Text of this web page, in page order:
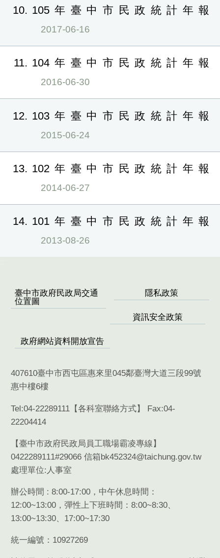
10 105年臺中市民政統計年報
2017-06-16
11 104年臺中市民政統計年報
2016-06-30
12 103年臺中市民政統計年報
2015-06-24
13 102年臺中市民政統計年報
2014-06-27
14 101年臺中市民政統計年報
2013-08-26
臺中市政府民政局交通
位置圖
隱私政策
資訊安全政策
政府網站資料開放宣告
407610臺中市西屯區惠來里045鄰臺灣大道三段99號
惠中樓6樓
Tel:04-22289111【各科室聯絡方式】 Fax:04-
22204414
【臺中市政府民政局員工職場霸凌專線】
0422289111#29066 信箱bk452324@taichung.gov.tw
處理單位:人事室
辦公時間 : 8:00-17:00，中午休息時間：
12:00~13:00，彈性上下班時間：8:00~8:30、
13:00~13:30、17:00~17:30
統一編號：10927269